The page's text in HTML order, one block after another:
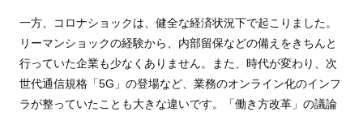
一方、コロナショックは、健全な経済状況下で起こりました。
リーマンショックの経験から、内部留保などの備えをきちんと
行っていた企業も少なくありません。また、時代が変わり、次
世代通信規格「5G」の登場など、業務のオンライン化のインフ
ラが整っていたことも大きな違いです。「働き方改革」の議論